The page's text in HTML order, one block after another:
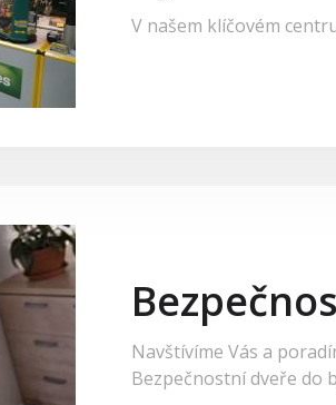
V našem klíčovém
Navštívíme Vás a
Bezpečnostní dveře do